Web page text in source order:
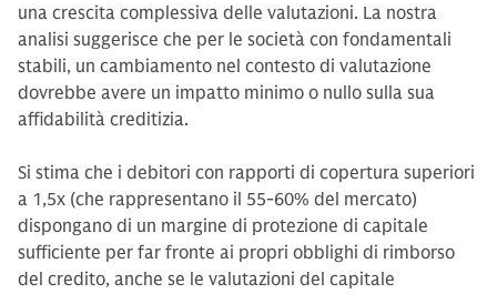
una crescita complessiva delle valutazioni. La nostra
analisi suggerisce che per le società con fondamentali
stabili, un cambiamento nel contesto di valutazione
dovrebbe avere un impatto minimo o nullo sulla sua
affidabilità creditizia.
Si stima che i debitori con rapporti di copertura superiori
a 1,5x (che rappresentano il 55-60% del mercato)
dispongano di un margine di protezione di capitale
sufficiente per far fronte ai propri obblighi di rimborso
del credito, anche se le valutazioni del capitale